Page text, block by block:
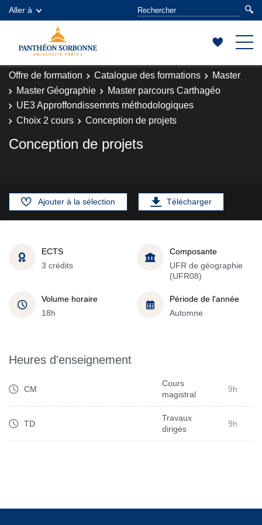
Aller à
Offre de formation Catalogue des formations
Master
Master Géographie
Master parcours Carthagéo
UE3 Approffondissemnts méthodologiques
Choix 2 cours
Conception de projets
Conception de projets
Ajouter à la sélection Télécharger
ECTS
3 crédits
Composante
UFR de géographie
(UFR08)
Volume horaire
18h
Période de l'année
Automne
Heures d'enseignement
CM
Cours
magistral
9h
TD
Travaux
dirigés
9h